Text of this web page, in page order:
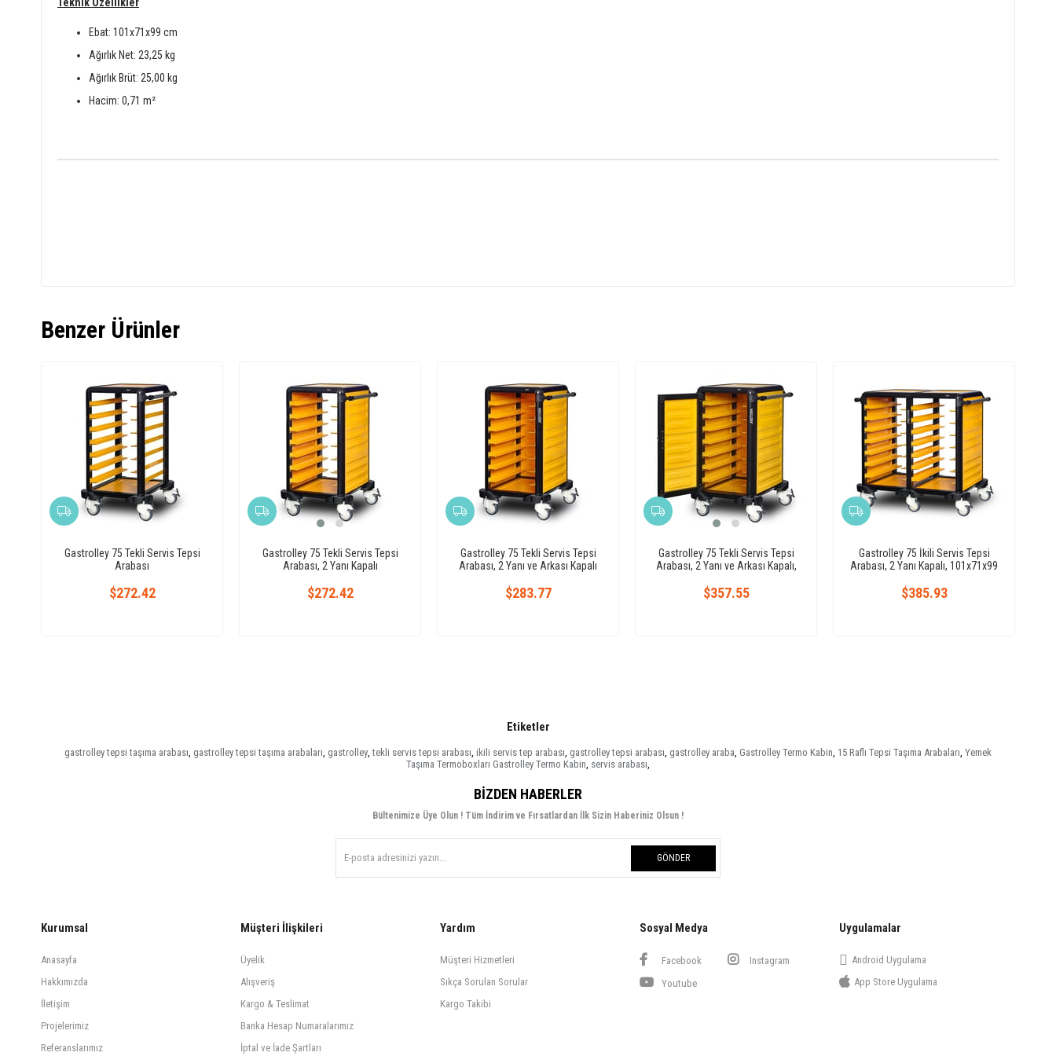
Ebat: 101x71x99 cm
Ağırlık Net: 23,25 kg
Ağırlık Brüt: 25,00 kg
Hacim: 0,71 m²
Benzer Ürünler
Gastrolley 75 Tekli Servis Tepsi
Arabası
$272.42
Gastrolley 75 Tekli Servis Tepsi
Arabası, 2 Yanı Kapalı
$272.42
Gastrolley 75 Tekli Servis Tepsi
Arabası, 2 Yanı ve Arkası Kapalı
$283.77
Gastrolley 75 Tekli Servis Tepsi
Arabası, 2 Yanı ve Arkası Kapalı,
$357.55
Gastrolley 75 İkili Servis Tepsi
Arabası, 2 Yanı Kapalı, 101x71x99
$385.93
Etiketler
gastrolley tepsi taşıma arabası gastrolley tepsi taşıma arabaları gastrolley tekli servis tepsi arabası ikili servis tep arabası gastrolley tepsi arabası gastrolley araba Gastrolley Termo Kabin 15 Raflı Tepsi Taşıma Arabaları Yemek
Taşıma Termoboxları Gastrolley Termo Kabin servis arabası
BIZDEN HABERLER
Bültenimize Üye Olun ! Tüm İndirim ve Fırsatlardan İlk Sizin Haberiniz Olsun !
GÖNDER
Kurumsal
Anasayfa
Hakkımızda
İletişim
Projelerimiz
Referanslarımız
Müşteri İlişkileri
Üyelik
Alışveriş
Kargo & Teslimat
Banka Hesap Numaralarımız
İptal ve İade Şartları
Yardım
Müşteri Hizmetleri
Sıkça Sorulan Sorular
Kargo Takibi
Sosyal Medya
Facebook
Instagram
Youtube
Uygulamalar
Android Uygulama
App Store Uygulama